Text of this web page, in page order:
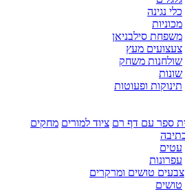
כלי נגינה
מכוניות
משפחת סילבניאן
צעצועים מעץ
שולחנות משחק
שונות
תינוקות ופעוטות
ספר עם דף רם ציוד למורים מחקים
עטים
עפרונות
צבעים טושים ומרקרים
טושים